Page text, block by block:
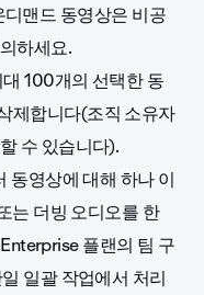
맨드 동영상은 비공
하세요.
100개의 선택한 동
제합니다(조직 소유자
수 있습니다).
동영상에 대해 하나 이
는 더빙 오디오를 한
플랜의 팀 구
일괄 작업에서 처리